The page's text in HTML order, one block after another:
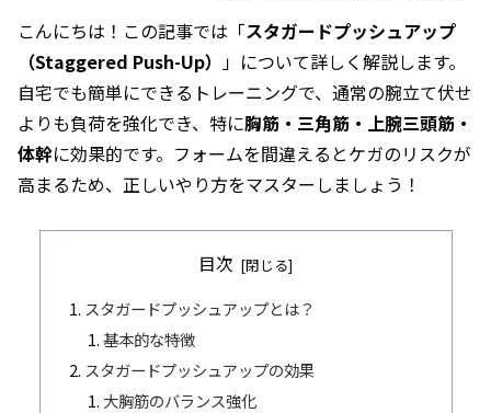
こんにちは！この記事では「スタガードプッシュアップ
（Staggered Push-Up）
」について詳しく解説します。
自宅でも簡単にできるトレーニングで、通常の腕立て伏せ
よりも負荷を強化でき、特に胸筋・三角筋・上腕三頭筋・
体幹に効果的です。フォームを間違えるとケガのリスクが
高まるため、正しいやり方をマスターしましょう！
目次
スタガードプッシュアップとは？
基本的な特徴
スタガードプッシュアップの効果
大胸筋のバランス強化